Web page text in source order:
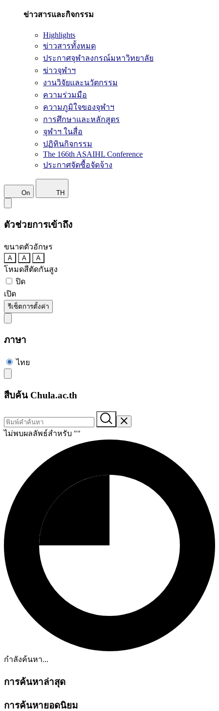
ข่าวสารและกิจกรรม
Highlights
ข่าวสารทั้งหมด
ประกาศจุฬาลงกรณ์มหาวิทยาลัย
ข่าวจุฬาฯ
งานวิจัยและนวัตกรรม
ความร่วมมือ
ความภูมิใจของจุฬาฯ
การศึกษาและหลักสูตร
จุฬาฯ ในสื่อ
ปฏิทินกิจกรรม
The 166th ASAIHL Conference
ประกาศจัดซื้อจัดจ้าง
On TH
ตัวช่วยการเข้าถึง
ขนาดตัวอักษร
A A A
โหมดสีตัดกันสูง
ปิด
เปิด
รีเซ็ตการตั้งค่า
ภาษา
ไทย
สืบค้น Chula.ac.th
ไม่พบผลลัพธ์สำหรับ ""
กำลังค้นหา...
การค้นหาล่าสุด
การค้นหายอดนิยม